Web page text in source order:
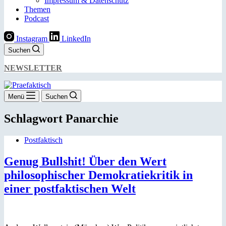
Themen
Podcast
Instagram LinkedIn
Suchen
NEWSLETTER
Menü Suchen
Schlagwort Panarchie
Postfaktisch
Genug Bullshit! Über den Wert
philosophischer Demokratiekritik in
einer postfaktischen Welt